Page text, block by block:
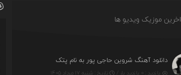
اخرین موزیک ویدیو ها
دانلود آهنگ شروین حاجی پور به نام پتک
بازدید : ۰ بازدید بار / تاریخ : شنبه ۱۷ مرداد ۱۴۰۵